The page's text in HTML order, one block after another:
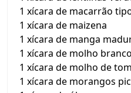
1 xícara de macarrão
1 xícara de maizena
1 xícara de manga
1 xícara de molho
1 xícara de molho de
1 xícara de morangos